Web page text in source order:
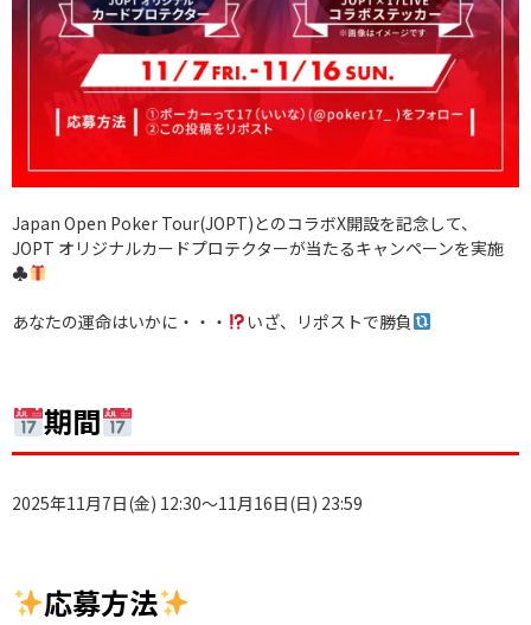
Japan Open Poker Tour(JOPT)とのコラボX開設を記念して、
JOPT オリジナルカードプロテクターが当たるキャンペーンを実施
♣️
あなたの運命はいかに・・・ いざ、リポストで勝負
期間
2025年11月7日(金) 12:30〜11月16日(日) 23:59
応募方法